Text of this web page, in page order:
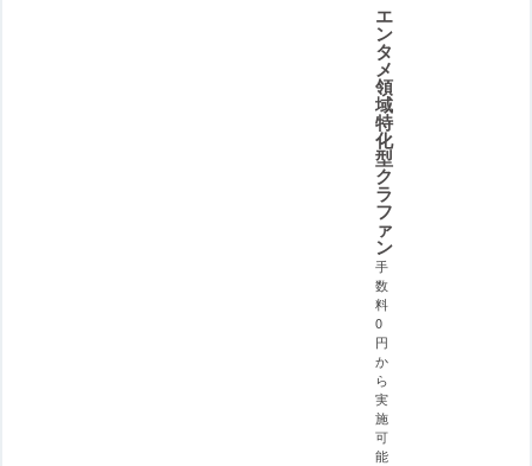
エ
ン
タ
メ
領
域
特
化
型
ク
ラ
フ
ァ
ン
手
数
料
0
円
か
ら
実
施
可
能